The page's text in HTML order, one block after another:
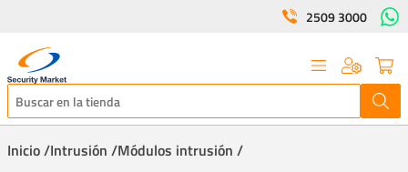
2509 3000
Inicio /Intrusión /Módulos intrusión /